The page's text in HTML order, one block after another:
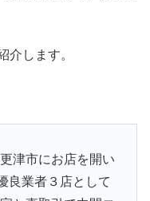
介します。
津市にお店を開い
良業者３店として